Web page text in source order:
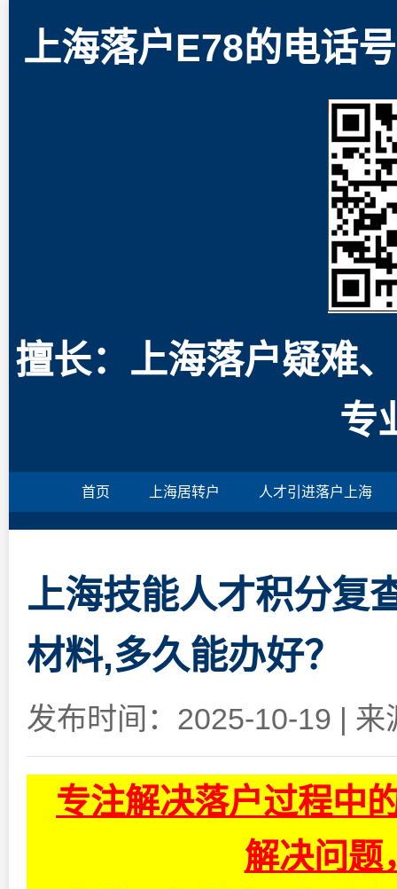
上海落户E78的电话
擅长：上海落户疑难
专
首页 上海居转户 人才引进落户上海
上海技能人才积分复
材料,多久能办好？
发布时间：2025-10-19 | 来
专注解决落户过程中
解决问题